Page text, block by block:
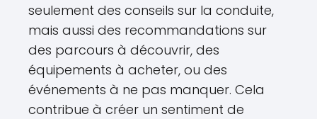
seulement des conseils sur la conduite,
mais aussi des recommandations sur
des parcours à découvrir, des
équipements à acheter, ou des
événements à ne pas manquer. Cela
contribue à créer un sentiment de